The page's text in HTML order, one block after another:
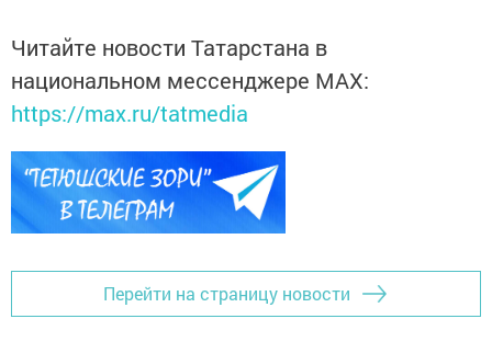
Читайте новости Татарстана в
национальном мессенджере MАХ:
https://max.ru/tatmedia
Перейти на страницу новости